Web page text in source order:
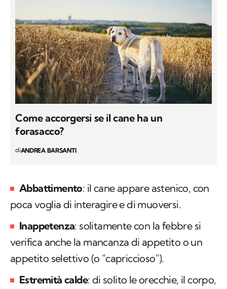
Come accorgersi se il cane ha un
forasacco?
diANDREA BARSANTI
Abbattimento: il cane appare astenico, con
poca voglia di interagire e di muoversi.
Inappetenza: solitamente con la febbre si
verifica anche la mancanza di appetito o un
appetito selettivo (o "capriccioso").
Estremità calde: di solito le orecchie, il corpo,